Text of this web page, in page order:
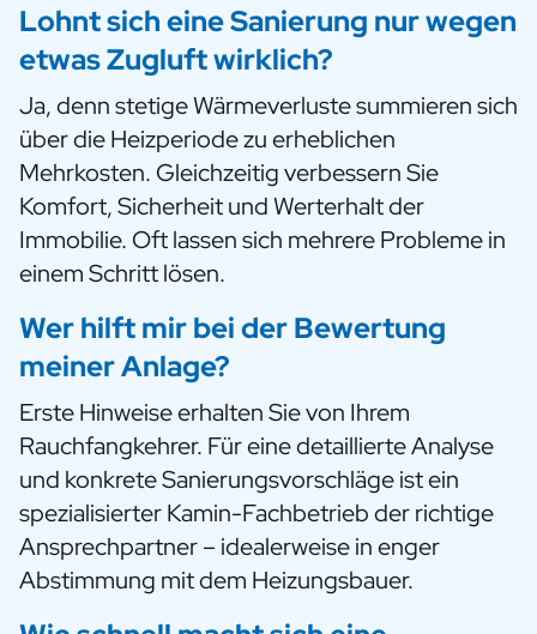
Lohnt sich eine Sanierung nur wegen
etwas Zugluft wirklich?
Ja, denn stetige Wärmeverluste summieren sich
über die Heizperiode zu erheblichen
Mehrkosten. Gleichzeitig verbessern Sie
Komfort, Sicherheit und Werterhalt der
Immobilie. Oft lassen sich mehrere Probleme in
einem Schritt lösen.
Wer hilft mir bei der Bewertung
meiner Anlage?
Erste Hinweise erhalten Sie von Ihrem
Rauchfangkehrer. Für eine detaillierte Analyse
und konkrete Sanierungsvorschläge ist ein
spezialisierter Kamin-Fachbetrieb der richtige
Ansprechpartner – idealerweise in enger
Abstimmung mit dem Heizungsbauer.